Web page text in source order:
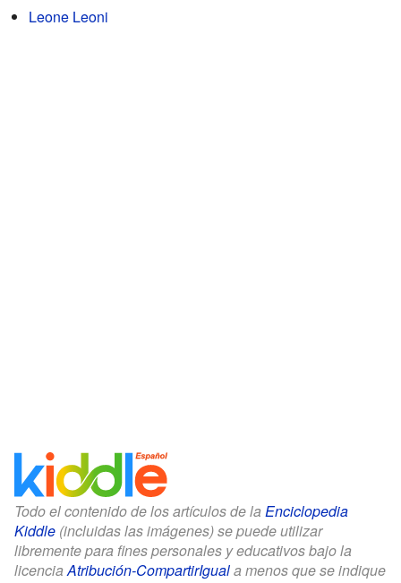
Leone Leoni
Todo el contenido de los artículos de la Enciclopedia
Kiddle (incluidas las imágenes) se puede utilizar
libremente para fines personales y educativos bajo la
licenciaAtribución-CompartirIguala menos que se indique